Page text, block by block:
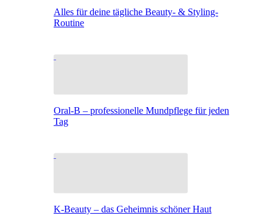
Alles für deine tägliche Beauty- & Styling-
Routine
Oral-B – professionelle Mundpflege für jeden
Tag
K-Beauty – das Geheimnis schöner Haut